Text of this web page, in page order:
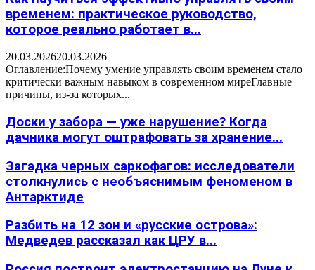
временем: практическое руководство,
которое реально работает в...
20.03.202620.03.2026
Оглавление:Почему умение управлять своим временем стало
критически важным навыком в современном миреГлавные
причины, из-за которых...
Доски у забора — уже нарушение? Когда
дачника могут оштрафовать за хранение...
Загадка черных саркофагов: исследователи
столкнулись с необъяснимым феноменом в
Антарктиде
Разбить на 12 зон и «русские острова»:
Медведев рассказал как ЦРУ в...